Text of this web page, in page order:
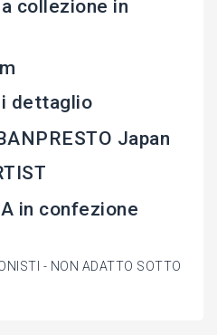
collezione in
dettaglio
Japan
in confezione
- NON ADATTO SOTTO